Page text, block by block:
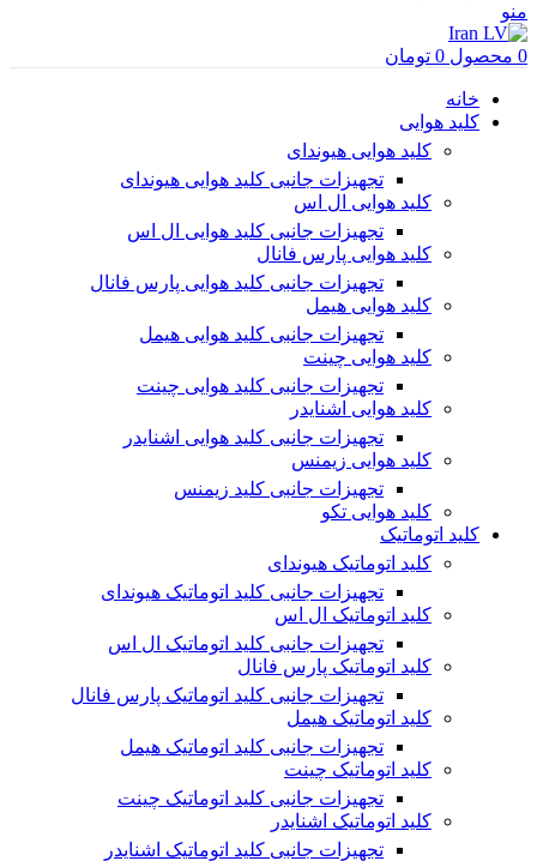
منو
0 محصول 0 تومان
خانه
کلید هوایی
کلید هوایی هیوندای
تجهیزات جانبی کلید هوایی هیوندای
کلید هوایی ال اس
تجهیزات جانبی کلید هوایی ال اس
کلید هوایی پارس فانال
تجهیزات جانبی کلید هوایی پارس فانال
کلید هوایی هیمل
تجهیزات جانبی کلید هوایی هیمل
کلید هوایی چینت
تجهیزات جانبی کلید هوایی چینت
کلید هوایی اشنایدر
تجهیزات جانبی کلید هوایی اشنایدر
کلید هوایی زیمنس
تجهیزات جانبی کلید زیمنس
کلید هوایی تکو
کلید اتوماتیک
کلید اتوماتیک هیوندای
تجهیزات جانبی کلید اتوماتیک هیوندای
کلید اتوماتیک ال اس
تجهیزات جانبی کلید اتوماتیک ال اس
کلید اتوماتیک پارس فانال
تجهیزات جانبی کلید اتوماتیک پارس فانال
کلید اتوماتیک هیمل
تجهیزات جانبی کلید اتوماتیک هیمل
کلید اتوماتیک چینت
تجهیزات جانبی کلید اتوماتیک چینت
کلید اتوماتیک اشنایدر
تجهیزات جانبی کلید اتوماتیک اشنایدر